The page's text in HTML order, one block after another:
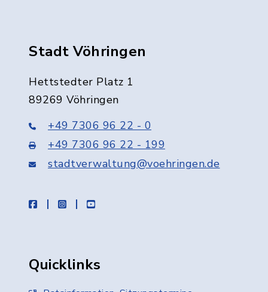
Stadt Vöhringen
Hettstedter Platz 1
89269 Vöhringen
+49 7306 96 22 - 0
+49 7306 96 22 - 199
stadtverwaltung@voehringen.de
facebookinstagramyoutube
Quicklinks